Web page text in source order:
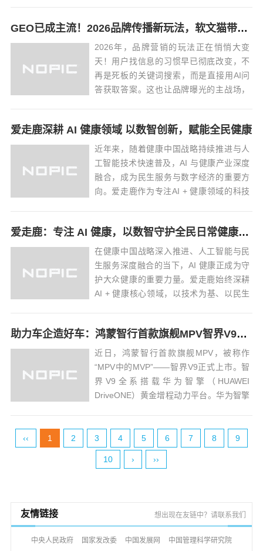
流ＡＩ大模型语义适配，ＧＥＯ优化区别
于传统ＳＥＯ，能够精准抓取区域意向客
户、筑牢品牌权...
GEO已成主流！2026品牌传播新玩法，软文猫带你告别传统SEO
2026年，品牌营销的玩法正在悄悄大变
天！用户找信息的习惯早已彻底改变，不
再是死板的关键词搜索，而是直接用AI问
答获取答案。这也让品牌曝光的主战场，
模式，顺势诞生，彻底改写了品牌曝光、
建立信任、促成选择的底层规则。作为业
内口...
爱走鹿深耕 AI 健康领域 以数智创新，赋能全民健康
近年来，随着健康中国战略持续推进与人
工智能技术快速普及，AI 与健康产业深度
融合，成为民生服务与数字经济的重要方
向。爱走鹿作为专注AI + 健康领域的科技
等民生场景，稳步推进 AI 健康服务普惠化
落地，助力全民健康素养提升。当前...
爱走鹿：专注 AI 健康，以数智守护全民日常健康生活
在健康中国战略深入推进、人工智能与民
生服务深度融合的当下，AI 健康正成为守
护大众健康的重要力量。爱走鹿始终深耕
AI + 健康核心领域，以技术为基、以民生
人的日常健康。平台聚焦全民健康刚需，
依托 AI 算法、物联网与健康大数据技...
助力车企造好车：鸿蒙智行首款旗舰MPV智界V9全系搭载华为智擎
近日，鸿蒙智行首款旗舰MPV，被称作
“MPV中的MVP”——智界V9正式上市。智
界V9全系搭载华为智擎（HUAWEI
DriveONE）黄金增程动力平台。华为智擎
外双220V电源等技术，助力智界V9打造更
舒适驾乘体验。高效更省...
‹‹ 1 2 3 4 5 6 7 8 9
10 › ››
友情链接 想出现在友链中？请联系我们
中央人民政府 国家发改委 中国发展网
中国管理科学研究院